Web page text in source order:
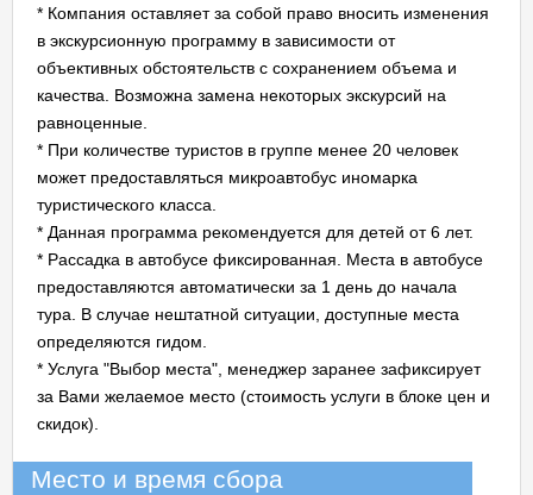
* Компания оставляет за собой право вносить изменения
в экскурсионную программу в зависимости от
объективных обстоятельств с сохранением объема и
качества. Возможна замена некоторых экскурсий на
равноценные.
* При количестве туристов в группе менее 20 человек
может предоставляться микроавтобус иномарка
туристического класса.
* Данная программа рекомендуется для детей от 6 лет.
* Рассадка в автобусе фиксированная. Места в автобусе
предоставляются автоматически за 1 день до начала
тура. В случае нештатной ситуации, доступные места
определяются гидом.
* Услуга "Выбор места", менеджер заранее зафиксирует
за Вами желаемое место (стоимость услуги в блоке цен и
скидок).
Место и время сбора